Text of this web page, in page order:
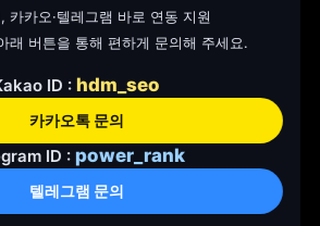
걱정하지 마세요
카카오·텔레그램 바로 연동 지원
래 버튼을 통해 편하게 문의해 주세요.
ID : hdm_seo
카카오톡 문의
ID : power_rank
텔레그램 문의